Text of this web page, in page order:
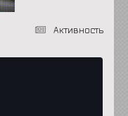
Активность